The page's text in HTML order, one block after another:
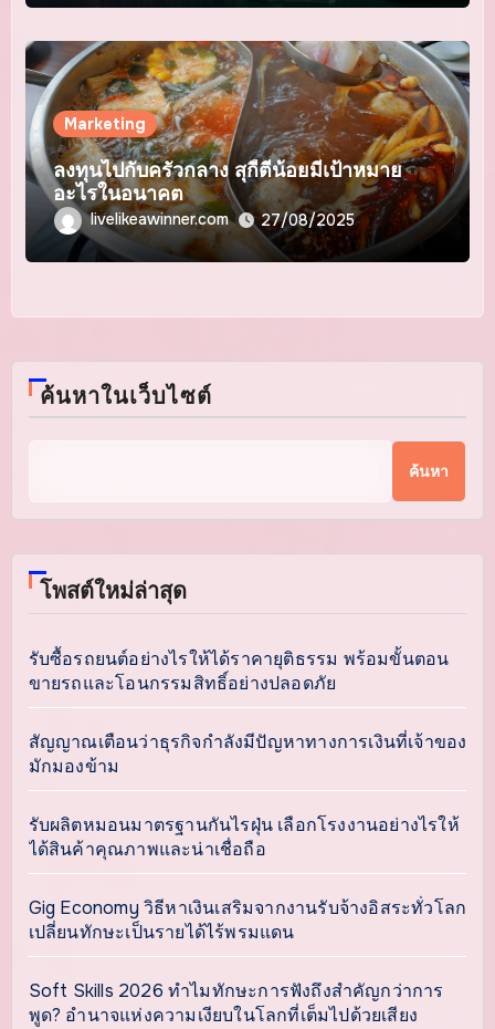
Marketing
ลงทุนไปกับครัวกลาง สุกี้ตี๋น้อยมีเป้าหมาย
อะไรในอนาคต
livelikeawinner.com 27/08/2025
ค้นหาในเว็บไซต์
ค้นหา
โพสต์ใหม่ล่าสุด
รับซื้อรถยนต์อย่างไรให้ได้ราคายุติธรรม พร้อมขั้นตอน
ขายรถและโอนกรรมสิทธิ์อย่างปลอดภัย
สัญญาณเตือนว่าธุรกิจกำลังมีปัญหาทางการเงินที่เจ้าของ
มักมองข้าม
รับผลิตหมอนมาตรฐานกันไรฝุ่น เลือกโรงงานอย่างไรให้
ได้สินค้าคุณภาพและน่าเชื่อถือ
Gig Economy วิธีหาเงินเสริมจากงานรับจ้างอิสระทั่วโลก
เปลี่ยนทักษะเป็นรายได้ไร้พรมแดน
Soft Skills 2026 ทำไมทักษะการฟังถึงสำคัญกว่าการ
พูด? อำนาจแห่งความเงียบในโลกที่เต็มไปด้วยเสียง